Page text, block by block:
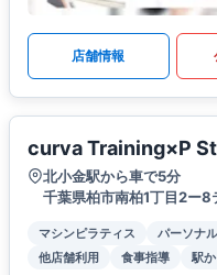
店舗情報
curva Training×P
北小金駅から車で5分
千葉県柏市南柏1丁目2ー8
マシンピラティス パーソナ
他店舗利用
食事指導 駅